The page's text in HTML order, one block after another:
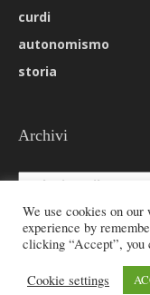
curdi
autonomismo
storia
Archivi
Archivi
©
We use cookies on
experience by
clicking “Accept”, you
Cookie settings